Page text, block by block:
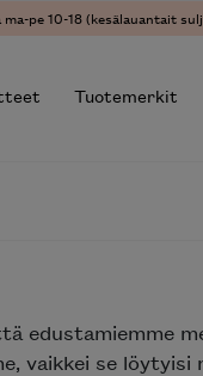
pe 10-18 (kesälauantait
Tuotemerkit
edustamiemme
vaikkei se löytyisi